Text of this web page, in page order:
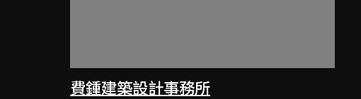
費鍾建築設計事務所